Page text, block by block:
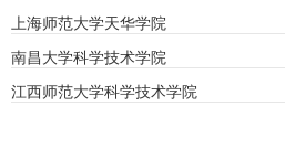
上海师范大学天华学院
南昌大学科学技术学院
江西师范大学科学技术学院